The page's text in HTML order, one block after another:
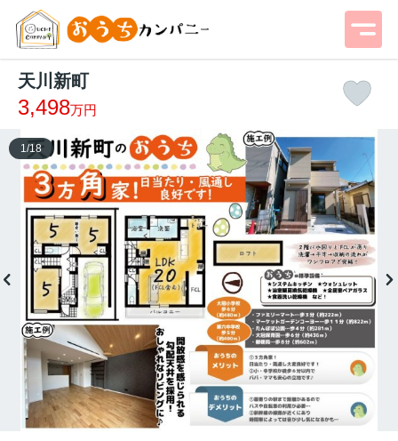
天川新町
3,498万円
1 /18